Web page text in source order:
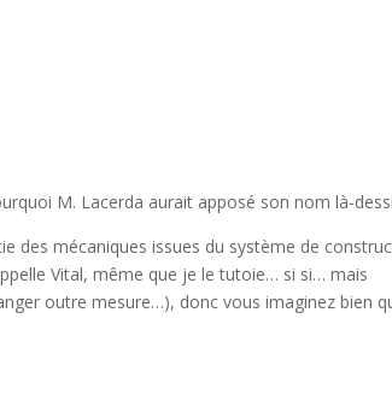
M. Lacerda aurait apposé son nom là-
des mécaniques issues du système de
Vital, même que je le tutoie… si si… mais
outre mesure…), donc vous imaginez bien